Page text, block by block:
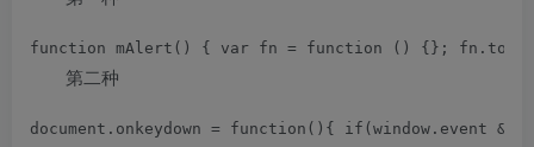
function mAlert() { var fn = function () {};
第二种
document.onkeydown = function(){ if(window.event &&